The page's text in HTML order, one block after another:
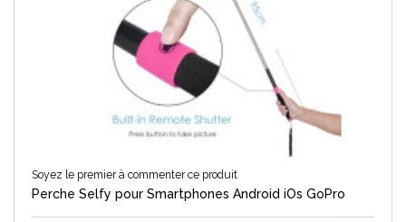
Soyez le premier à commenter ce produit
Perche Selfy pour Smartphones Android iOs GoPro